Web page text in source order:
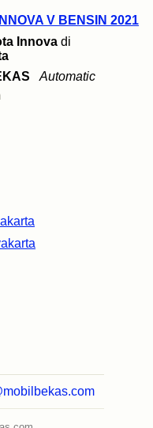
V BENSIN 2021
Innova di
Automatic